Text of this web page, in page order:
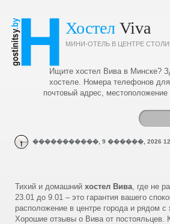
Хостел Viva
МИНИ-ОТЕЛЬ В ЦЕНТРЕ
Ищите хостел Вива в Минске?
хостеле. Номера телефонов
почтовый адрес,
�����������, 9 ������, 2026
Тихий и домашний хостел Вива, где не
23.01 до 9.01 – это гарантия вашего
расположение в центре города и рядом
Хорошие отзывы о Вива от постояльцев.